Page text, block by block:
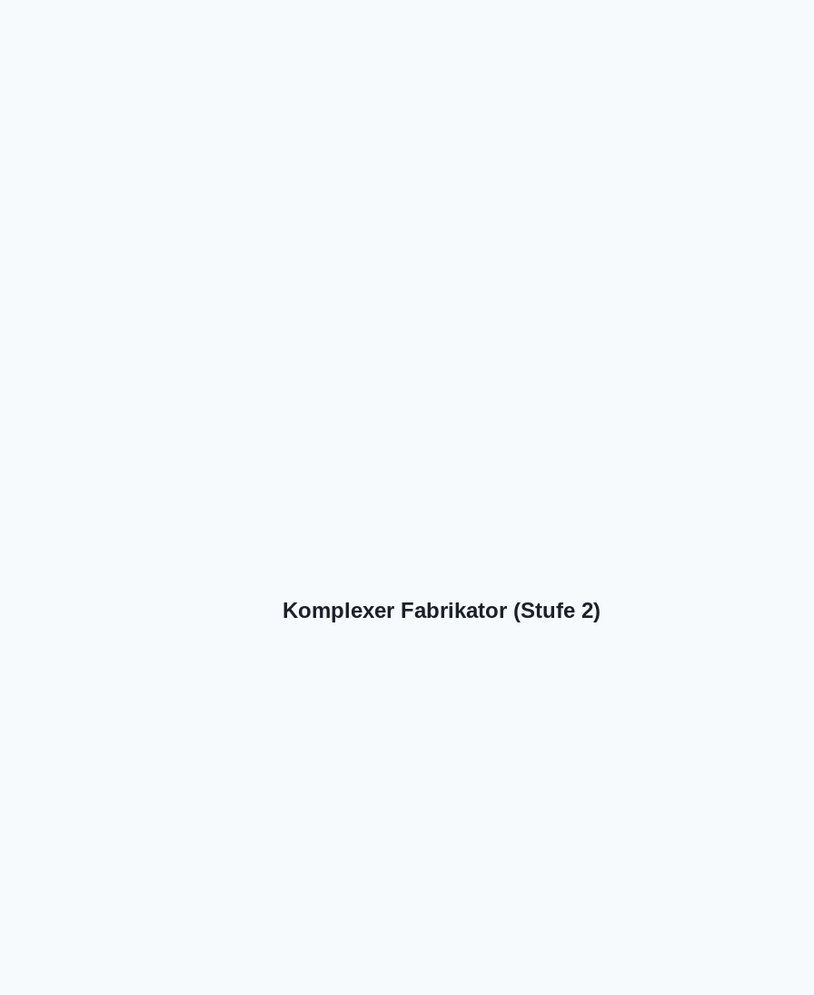
Komplexer Fabrikator (Stufe 2)